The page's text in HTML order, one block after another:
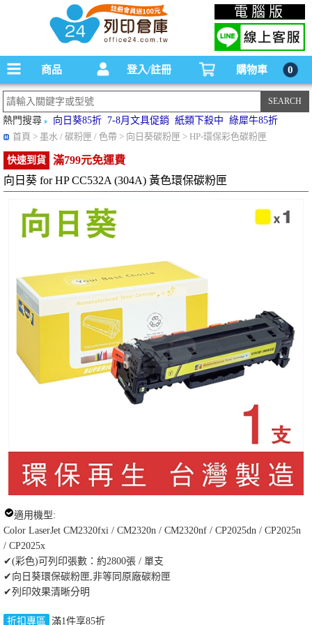
碳粉匣，墨水匣,原廠碳粉匣，副廠碳粉匣，環保碳粉匣,連續供墨印表機-office24列印
倉庫線上購物手機版
電腦版
商品 登入/註冊 購物車 0
熱門搜尋 向日葵85折 7-8月文具促銷 紙類下殺中
綠犀牛85折
首頁 > 墨水 / 碳粉匣 / 色帶 > 向日葵碳粉匣 > HP-環保彩色碳粉匣
快速到貨
滿799元免運費
向日葵 for HP CC532A (304A) 黃色環保碳粉匣
適用機型:
Color LaserJet CM2320fxi / CM2320n / CM2320nf / CP2025dn / CP2025n
/ CP2025x
✔(彩色)可列印張數：約2800張 / 單支
✔向日葵環保碳粉匣,非等同原廠碳粉匣
✔列印效果清晰分明
折扣專區 滿1件享85折